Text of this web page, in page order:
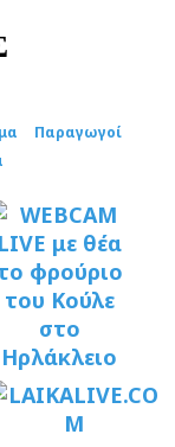
Παραγωγοί